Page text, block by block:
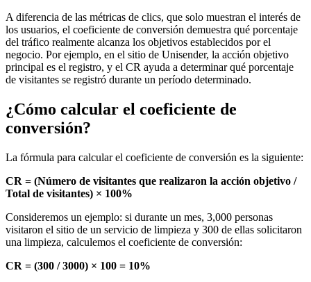
A diferencia de las métricas de clics, que solo muestran el interés de
los usuarios, el coeficiente de conversión demuestra qué porcentaje
del tráfico realmente alcanza los objetivos establecidos por el
negocio. Por ejemplo, en el sitio de Unisender, la acción objetivo
principal es el registro, y el CR ayuda a determinar qué porcentaje
de visitantes se registró durante un período determinado.
¿Cómo calcular el coeficiente de
conversión?
La fórmula para calcular el coeficiente de conversión es la siguiente:
CR = (Número de visitantes que realizaron la acción objetivo /
Total de visitantes) × 100%
Consideremos un ejemplo: si durante un mes, 3,000 personas
visitaron el sitio de un servicio de limpieza y 300 de ellas solicitaron
una limpieza, calculemos el coeficiente de conversión:
CR = (300 / 3000) × 100 = 10%